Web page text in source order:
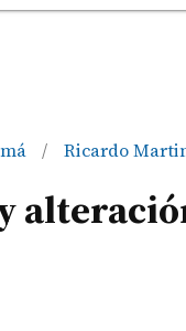
/ Ricardo